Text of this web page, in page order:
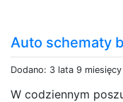
Auto schematy
Dodano: 3 lata 9
W codziennym